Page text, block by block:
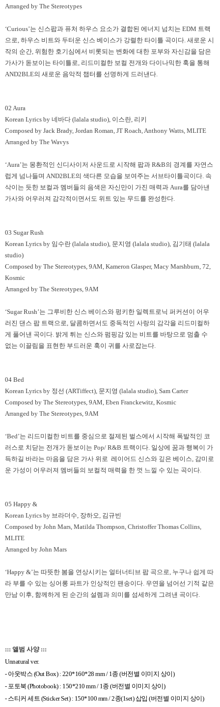
Arranged by The Stereotypes
‘Curious’는 신스팝과 퓨처 하우스 요소가 결합된 에너지 넘치는 EDM 트랙
으로 하우스 비트와 두터운 신스 베이스가 강렬한 타이틀 곡이다 새로운 시
작의 순간 위험한 호기심에서 비롯되는 변화에 대한 포부와 자신감을 담은
가사가 돋보이는 타이틀로 리드미컬한 보컬 전개와 다이나믹한 훅을 통해
AND2BLE의 새로운 음악적 챕터를 선명하게 드러낸다
02 Aura
Korean Lyrics by 네바다 (lalala studio), 이스란 리키
Composed by Jack Brady, Jordan Roman, JT Roach, Anthony Watts, MLITE
Arranged by The Wavys
‘Aura’는 몽환적인 신디사이저 사운드로 시작해 팝과 R&B의 경계를 자연스
럽게 넘나들며 AND2BLE의 색다른 모습을 보여주는 서브타이틀곡이다 속
삭이는 듯한 보컬과 멤버들의 음색은 자신만이 가진 매력과 Aura를 담아낸
가사와 어우러져 감각적이면서도 위트 있는 무드를 완성한다
03 Sugar Rush
Korean Lyrics by 임수란 (lalala studio), 문지영 (lalala studio), 김기태 (lalala
studio)
Composed by The Stereotypes, 9AM, Kameron Glasper, Macy Marshburn, 72,
Kosmic
Arranged by The Stereotypes, 9AM
‘Sugar Rush’는 그루비한 신스 베이스와 펑키한 일렉트로닉 퍼커션이 어우
러진 댄스 팝 트랙으로 달콤하면서도 중독적인 사랑의 감각을 리드미컬하
게 풀어낸 곡이다 밝게 튀는 신스와 펌핑감 있는 비트를 바탕으로 멈출 수
없는 이끌림을 표현한 부드러운 훅이 귀를 사로잡는다
04 Bed
Korean Lyrics by 정선 (ARTiffect), 문지영 (lalala studio), Sam Carter
Composed by The Stereotypes, 9AM, Eben Franckewitz, Kosmic
Arranged by The Stereotypes, 9AM
‘Bed’는 리드미컬한 비트를 중심으로 절제된 벌스에서 시작해 폭발적인 코
러스로 치닫는 전개가 돋보이는 Pop/ R&B 트랙이다 일상에 꿈과 행복이 가
득하길 바라는 마음을 담은 가사 위로 레이어드 신스와 깊은 베이스 감미로
운 가성이 어우러져 멤버들의 보컬적 매력을 한 껏 느낄 수 있는 곡이다
05 Happy &
Korean Lyrics by 브라더수 장하오 김규빈
Composed by John Mars, Matilda Thompson, Christoffer Thomas Collins,
MLITE
Arranged by John Mars
‘Happy &’는 따뜻한 봄을 연상시키는 얼터너티브 팝 곡으로 누구나 쉽게 따
라 부를 수 있는 싱어롱 파트가 인상적인 팬송이다 우연을 넘어선 기적 같은
만남 이후 함께하게 된 순간의 설렘과 의미를 섬세하게 그려낸 곡이다
::: 앨범 사양 :::
Unnatural ver.
- 아웃박스 (Out Box) : 220*160*28 mm / 1 종 (버전별 이미지 상이)
- 포토북 (Photobook) : 150*210 mm / 1 종 (버전별 이미지 상이)
- 스티커 세트 (Sticker Set) : 150*100 mm / 2종(1set)삽입 (버전별 이미지 상이)